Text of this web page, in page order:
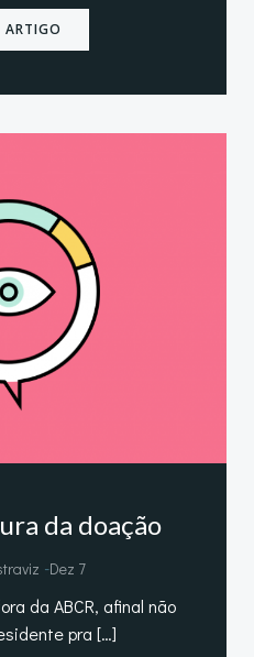
ARTIGO
da doação
-Dez 7
da ABCR, afinal não
pra […]